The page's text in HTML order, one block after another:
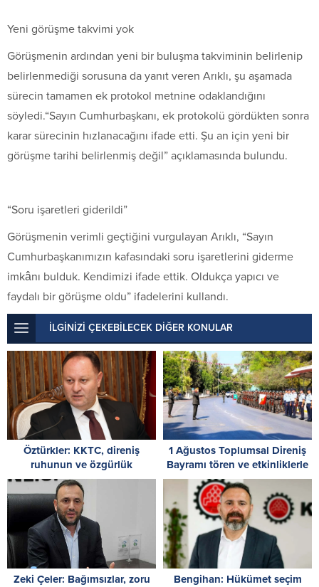
Yeni görüşme takvimi yok
Görüşmenin ardından yeni bir buluşma takviminin belirlenip
belirlenmediği sorusuna da yanıt veren Arıklı, şu aşamada
sürecin tamamen ek protokol metnine odaklandığını
söyledi.“Sayın Cumhurbaşkanı, ek protokolü gördükten sonra
karar sürecinin hızlanacağını ifade etti. Şu an için yeni bir
görüşme tarihi belirlenmiş değil” açıklamasında bulundu.
“Soru işaretleri giderildi”
Görüşmenin verimli geçtiğini vurgulayan Arıklı, “Sayın
Cumhurbaşkanımızın kafasındaki soru işaretlerini giderme
imkânı bulduk. Kendimizi ifade ettik. Oldukça yapıcı ve
faydalı bir görüşme oldu” ifadelerini kullandı.
İLGİNİZİ ÇEKEBİLECEK DİĞER KONULAR
Öztürkler: KKTC, direniş
ruhunun ve özgürlük
mücadelesinin en büyük
eseridir
1 Ağustos Toplumsal Direniş
Bayramı tören ve etkinliklerle
kutlanıyor
Zeki Çeler: Bağımsızlar, zoru
Bengihan: Hükümet seçim